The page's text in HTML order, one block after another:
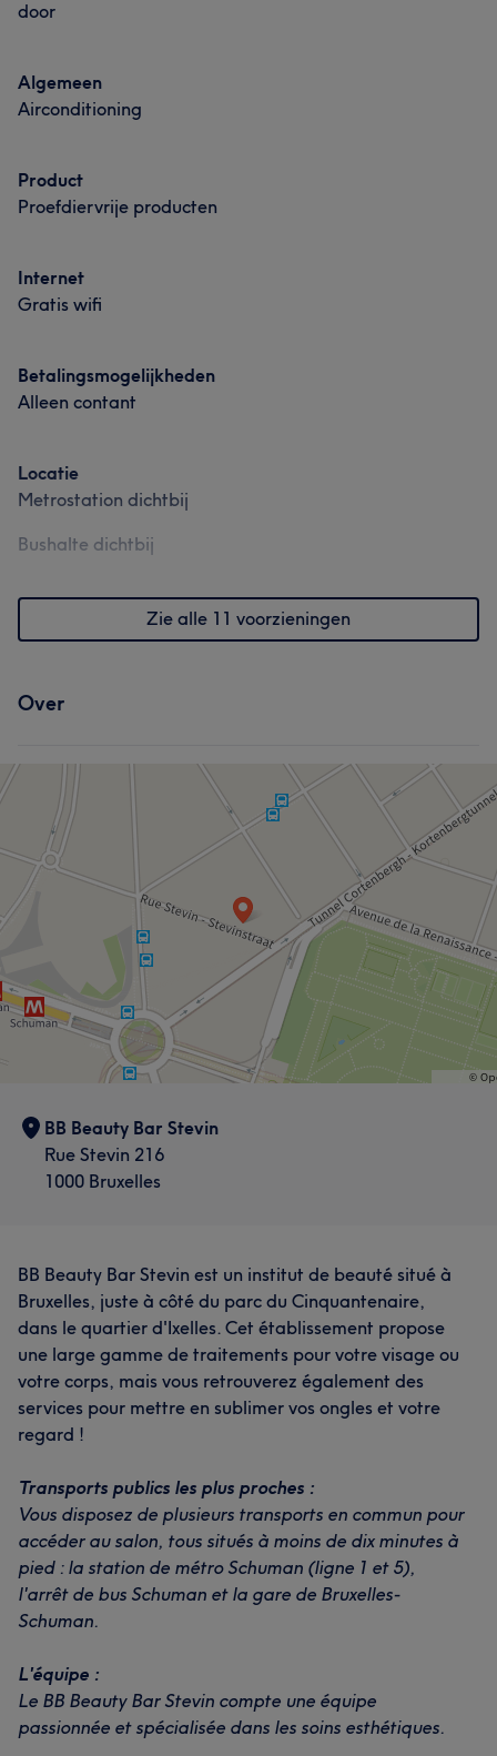
door
Algemeen
Airconditioning
Product
Proefdiervrije producten
Internet
Gratis wifi
Betalingsmogelijkheden
Alleen contant
Locatie
Metrostation dichtbij
Bushalte dichtbij
Zie alle 11 voorzieningen
Over
BB Beauty Bar Stevin
Rue Stevin 216
1000 Bruxelles
BB Beauty Bar Stevin est un institut de beauté situé à
Bruxelles, juste à côté du parc du Cinquantenaire,
dans le quartier d'Ixelles. Cet établissement propose
une large gamme de traitements pour votre visage ou
votre corps, mais vous retrouverez également des
services pour mettre en sublimer vos ongles et votre
regard !
Transports publics les plus proches :
Vous disposez de plusieurs transports en commun pour
accéder au salon, tous situés à moins de dix minutes à
pied : la station de métro Schuman (ligne 1 et 5),
l'arrêt de bus Schuman et la gare de Bruxelles-
Schuman.
L'équipe :
Le BB Beauty Bar Stevin compte une équipe
passionnée et spécialisée dans les soins esthétiques.